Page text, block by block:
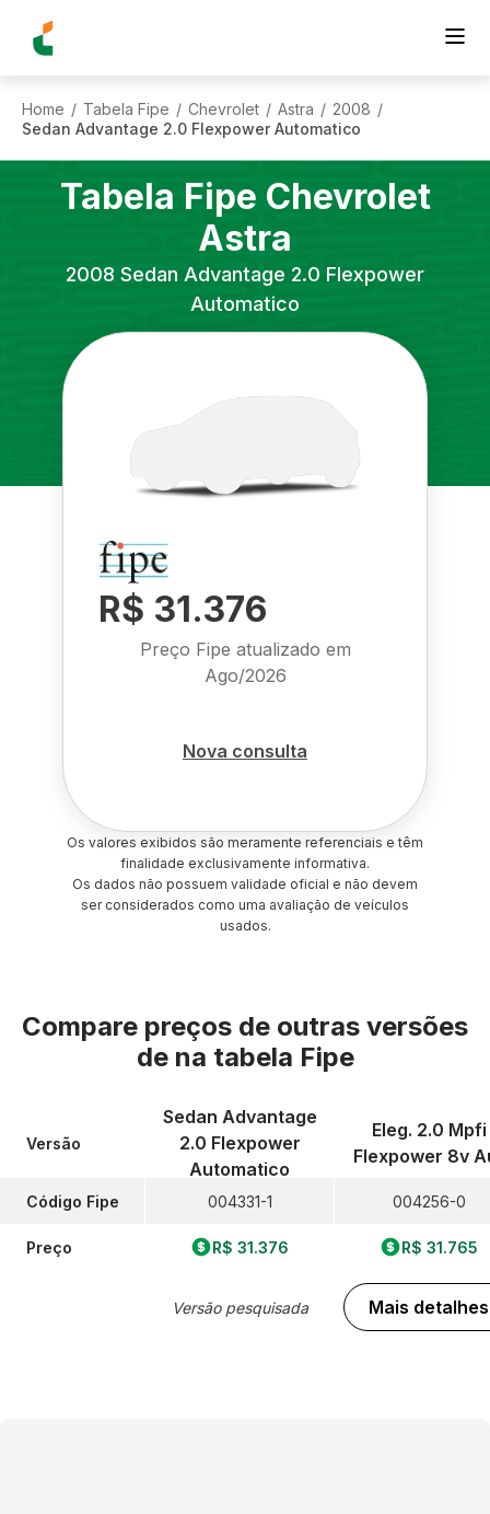
Home / Tabela Fipe / Chevrolet / Astra / 2008 /
Sedan Advantage 2.0 Flexpower Automatico
Tabela Fipe Chevrolet
Astra
2008 Sedan Advantage 2.0 Flexpower
Automatico
R$ 31.376
Preço Fipe atualizado em
Ago/2026
Nova consulta
Os valores exibidos são meramente referenciais e têm
finalidade exclusivamente informativa.
Os dados não possuem validade oficial e não devem
ser considerados como uma avaliação de veículos
usados.
Compare preços de outras versões
de na tabela Fipe
Versão
Código Fipe
Preço
Sedan Advantage
2.0 Flexpower
Automatico
004331-1
R$ 31.376
Versão pesquisada
Eleg. 2.0 Mpfi
Flexpower 8v
004256-0
R$ 31.765
Mais detalhes